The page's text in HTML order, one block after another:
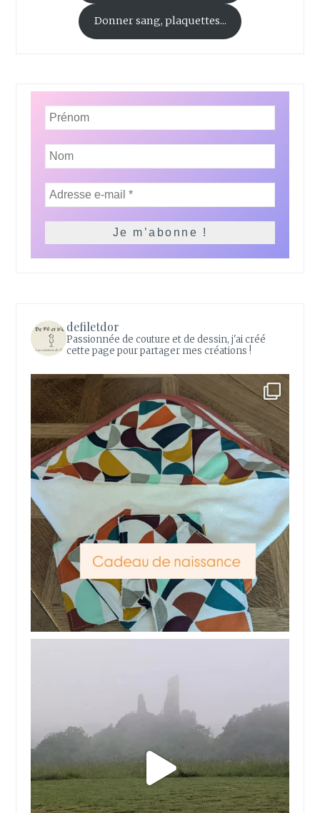
Donner sang, plaquettes...
defiletdor
Passionnée de couture et de dessin, j'ai créé
cette page pour partager mes créations !